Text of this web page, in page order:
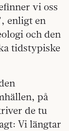
vi oss
enligt en
och den
tidstypiske
på
de tu
Vi längtar